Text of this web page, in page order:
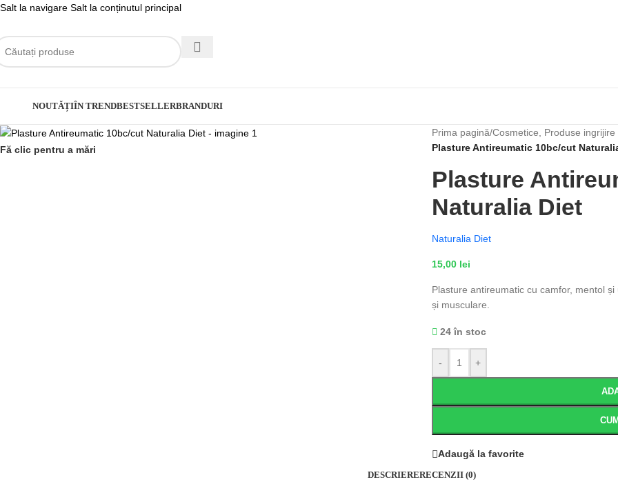
Salt la navigare Salt la conținutul principal
NOUTĂȚIÎN TRENDBESTSELLERBRANDURI
Fă clic pentru a mări
Prima pagină/Cosmetice, Produse ingrijire
Plasture Antireumatic 10bc/cut
Plasture
Naturalia Diet
Naturalia Diet
15,00 lei
Plasture antireumatic cu camfor, mentol
și musculare.
24 în stoc
- +
Adaugă la favorite
DESCRIERERECENZII (0)